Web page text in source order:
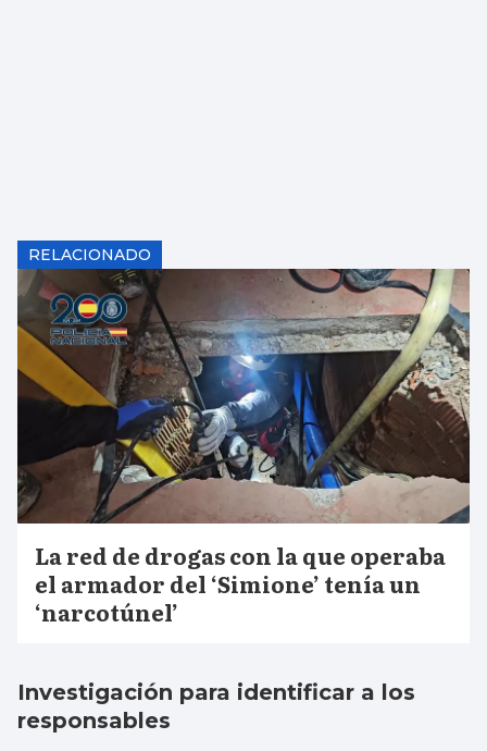
RELACIONADO
La red de drogas con la que operaba
el armador del ‘Simione’ tenía un
‘narcotúnel’
Investigación para identificar a los
responsables